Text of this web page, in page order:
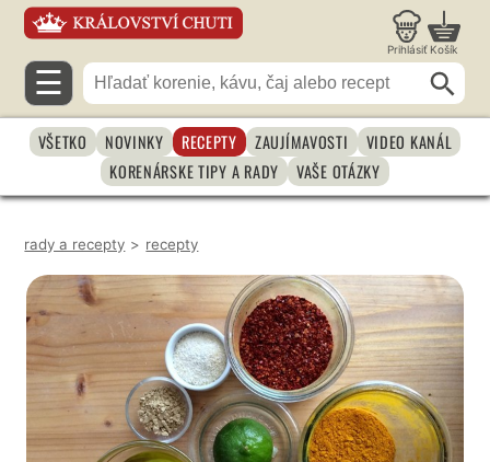
Prihlásiť Košík
☰
VŠETKO NOVINKY RECEPTY ZAUJÍMAVOSTI
VIDEO KANÁL
KORENÁRSKE TIPY A RADY
VAŠE OTÁZKY
rady a recepty > recepty